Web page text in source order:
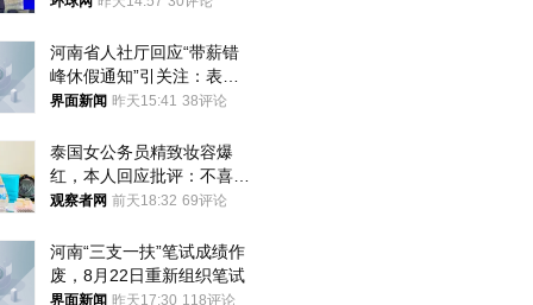
河南省人社厅回应“带薪错
峰休假通知”引关注：表述
不够准确，待修改后印发
界面新闻 昨天15:41 38评论
泰国女公务员精致妆容爆
红，本人回应批评：不喜欢
就别看
观察者网 前天18:32 69评论
河南“三支一扶”笔试成绩作
废，8月22日重新组织笔试
界面新闻 昨天17:30 118评论